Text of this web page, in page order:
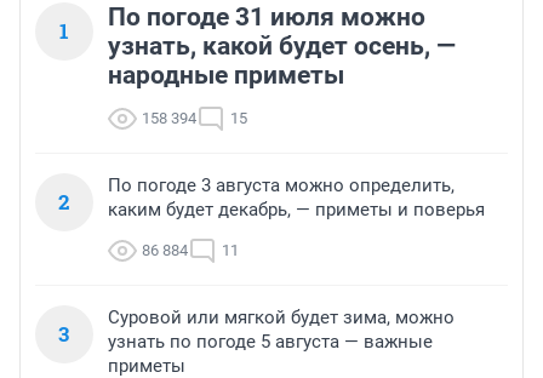
1
По погоде 31 июля можно
узнать, какой будет осень, —
народные приметы
158 394 15
2
По погоде 3 августа можно определить,
каким будет декабрь, — приметы и поверья
86 884 11
3
Суровой или мягкой будет зима, можно
узнать по погоде 5 августа — важные
приметы